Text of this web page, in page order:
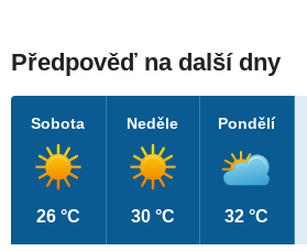
Předpověď na další dny
Sobota
26 °C
Neděle
30 °C
Pondělí
32 °C